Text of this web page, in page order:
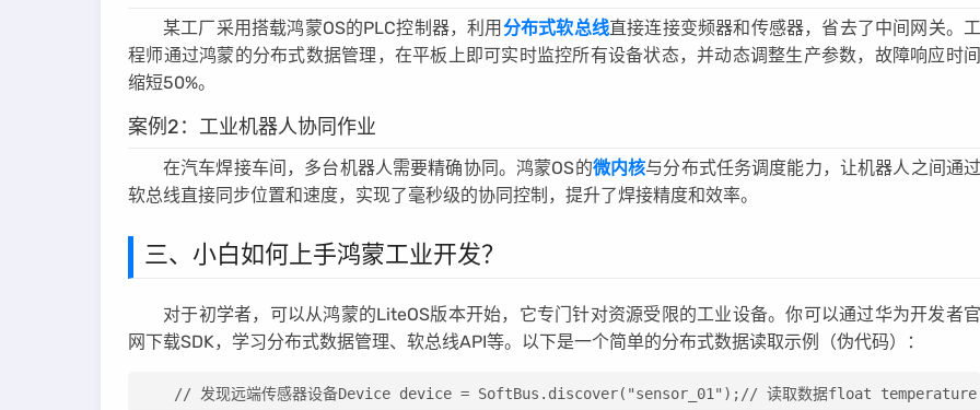
某工厂采用搭载鸿蒙OS的PLC控制器，利用 分布式软总线直接连接变频器和传感器，省去了中间网关。工
程师通过鸿蒙的分布式数据管理，在平板上即可实时监控所有设备状态，并动态调整生产参数，故障响应时间
缩短50%。
案例2：工业机器人协同作业
在汽车焊接车间，多台机器人需要精确协同。鸿蒙OS的微内核与分布式任务调度能力，让机器人之间通过
软总线直接同步位置和速度，实现了毫秒级的协同控制，提升了焊接精度和效率。
三、小白如何上手鸿蒙工业开发？
对于初学者，可以从鸿蒙的LiteOS版本开始，它专门针对资源受限的工业设备。你可以通过华为开发者官
网下载SDK，学习分布式数据管理、软总线API等。以下是一个简单的分布式数据读取示例（伪代码）：
// 发现远端传感器设备Device device = SoftBus.discover("sensor_01");// 读取数据float